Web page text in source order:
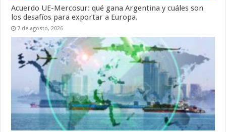
Acuerdo UE-Mercosur: qué gana Argentina y cuáles son
los desafíos para exportar a Europa.
7 de agosto, 2026